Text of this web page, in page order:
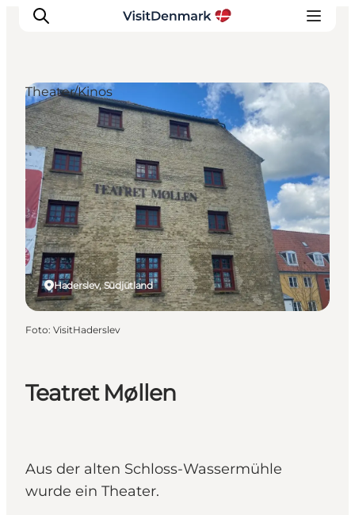
Inspiration
Regionen
Erlebnisse
Unterkünfte
Reiseplanung
Teatret Møllen
Aus der alten Schloss-Wassermühle
wurde ein Theater.
Haderslev, Südjütland
Theater/Kinos
Foto: VisitHaderslev